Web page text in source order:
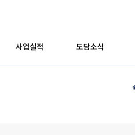
사업실적 도담소식